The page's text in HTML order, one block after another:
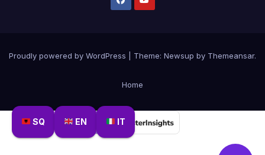
SQ EN IT
Proudly powered by WordPress Theme: Newsup by Themeansar.
Home